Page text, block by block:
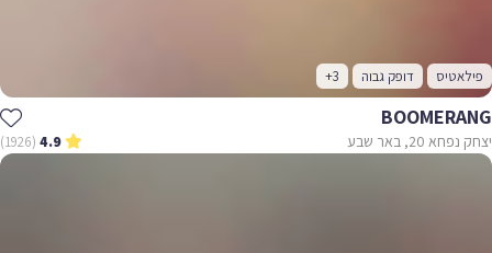
פילאטיס דופק גבוה +3
BOOMERANG
יצחק נפחא 20, באר שבע 4.9
(1926)